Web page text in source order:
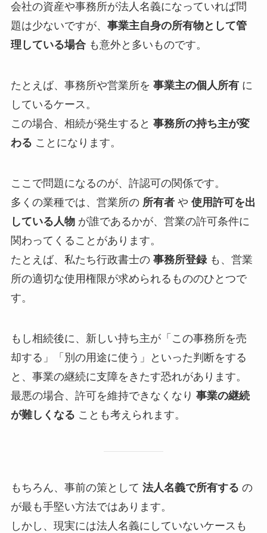
会社の資産や事務所が法人名義になっていれば問
題は少ないですが、 事業主自身の所有物として管
理している場合も意外と多いものです。
たとえば、事務所や営業所を 事業主の個人所有に
しているケース。
この場合、相続が発生すると 事務所の持ち主が変
わる ことになります。
ここで問題になるのが、許認可の関係です。
多くの業種では、営業所の 所有者や 使用許可を出
している人物が誰であるかが、営業の許可条件に
関わってくることがあります。
たとえば、私たち行政書士の 事務所登録も、営業
所の適切な使用権限が求められるもののひとつで
す。
もし相続後に、新しい持ち主が「この事務所を売
却する」「別の用途に使う」といった判断をする
と、事業の継続に支障をきたす恐れがあります。
最悪の場合、許可を維持できなくなり 事業の継続
が難しくなる ことも考えられます。
もちろん、事前の策として 法人名義で所有する の
が最も手堅い方法ではあります。
しかし、現実には法人名義にしていないケースも